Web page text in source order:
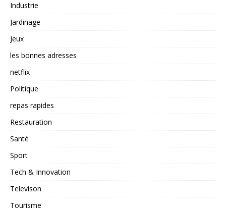
Industrie
Jardinage
Jeux
les bonnes adresses
netflix
Politique
repas rapides
Restauration
Santé
Sport
Tech & Innovation
Televison
Tourisme